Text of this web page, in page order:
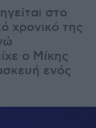
στο
χρονικό της
ο Μίκης
ενός